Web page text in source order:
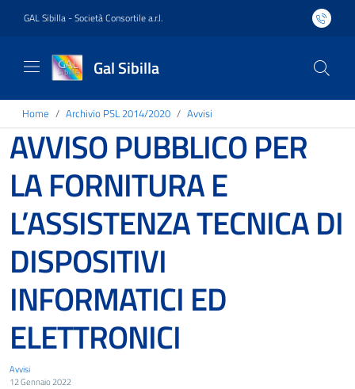
GAL Sibilla - Società Consortile a.r.l.
Gal Sibilla
Home Archivio PSL 2014/2020 Avvisi
AVVISO PUBBLICO PER
LA FORNITURA E
L’ASSISTENZA TECNICA DI
DISPOSITIVI
INFORMATICI ED
ELETTRONICI
Avvisi
12 Gennaio 2022